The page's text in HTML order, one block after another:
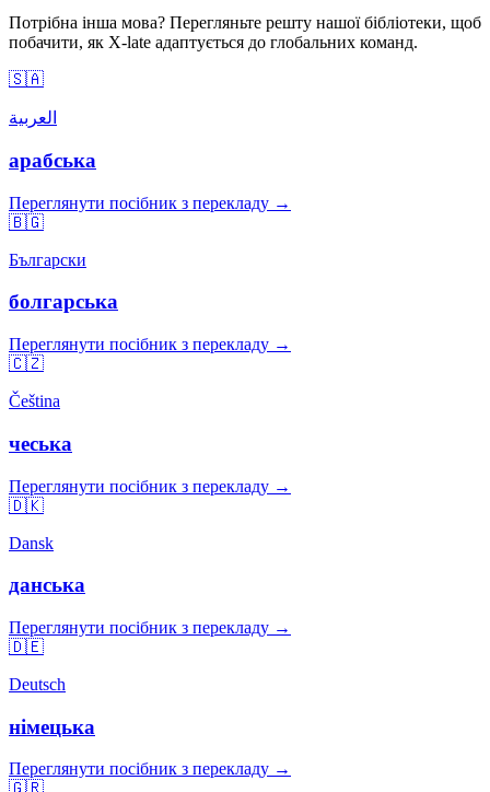
Потрібна інша мова? Перегляньте решту нашої бібліотеки, щоб
побачити, як X-late адаптується до глобальних команд.
🇸🇦
العربية
арабська
Переглянути посібник з перекладу →
🇧🇬
Български
болгарська
Переглянути посібник з перекладу →
🇨🇿
Čeština
чеська
Переглянути посібник з перекладу →
🇩🇰
Dansk
данська
Переглянути посібник з перекладу →
🇩🇪
Deutsch
німецька
Переглянути посібник з перекладу →